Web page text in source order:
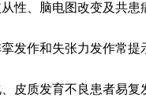
性、脑电图改变及共患
发作和失张力发作常
皮质发育不良患者易